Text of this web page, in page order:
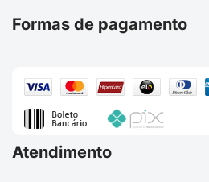
Formas de pagamento
Atendimento